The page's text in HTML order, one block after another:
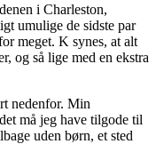
i Charleston,
umulige de sidste par
meget. K synes, at alt
og så lige med en ekstra
nedenfor. Min
må jeg have tilgode til
uden børn, et sted